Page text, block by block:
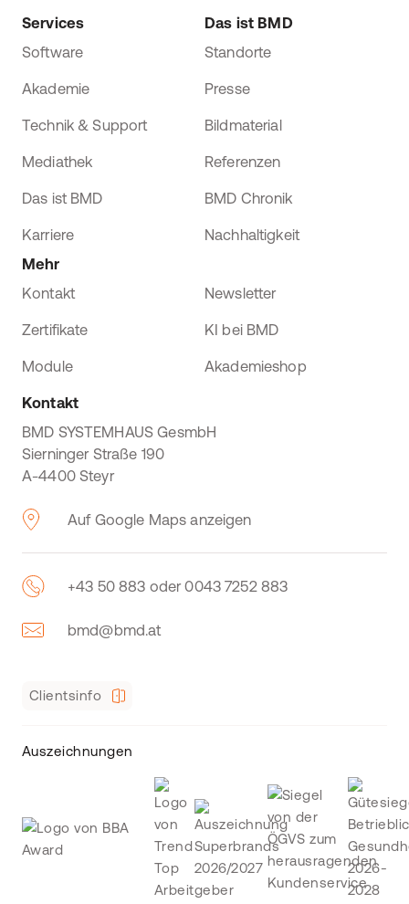
Services
Software
Akademie
Technik & Support
Mediathek
Das ist BMD
Karriere
Das ist BMD
Standorte
Presse
Bildmaterial
Referenzen
BMD Chronik
Nachhaltigkeit
Mehr
Kontakt
Newsletter
Zertifikate KI bei BMD
Module Akademieshop
Kontakt
BMD SYSTEMHAUS GesmbH
Sierninger Straße 190
A-4400 Steyr
Auf Google Maps anzeigen
+43 50 883 oder 0043 7252 883
bmd@bmd.at
Clientsinfo
Auszeichnungen